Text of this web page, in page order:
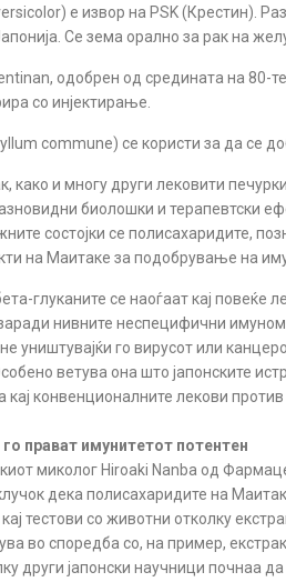
) е извор на PSK (Крестин).
Се зема орално за рак на
одобрен од средината на 80-
со инјектирање.
commune) се користи за да се
како и многу други лековити
биолошки и терапевтски
состојки се полисахаридите,
на Маитаке за подобрување на
глуканите се наоѓаат кај повеќе
нивните неспецифични
уништувајќи го вирусот или
ветува она што јапонските
кај конвенционалните лекови против
прават имунитетот потентен
миколог Hiroaki Nanba од
дека полисахаридите на
тестови со животни отколку
во споредба со, на пример,
други јапонски научници почнаа